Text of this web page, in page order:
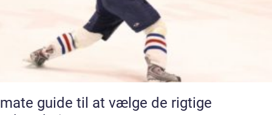
guide til at vælge de rigtige